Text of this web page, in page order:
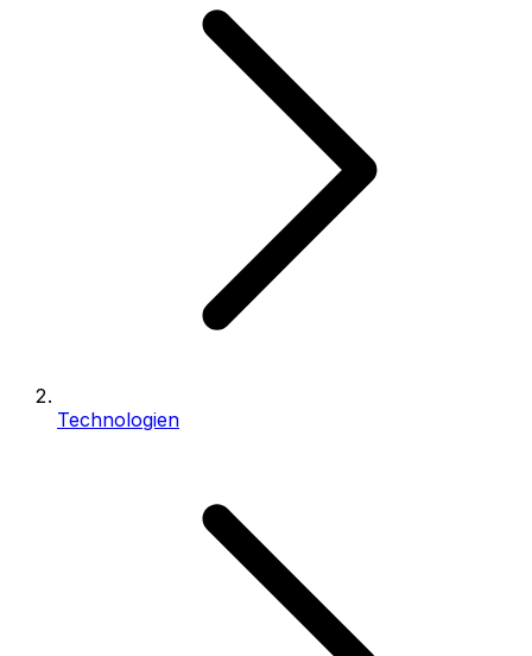
Technologien